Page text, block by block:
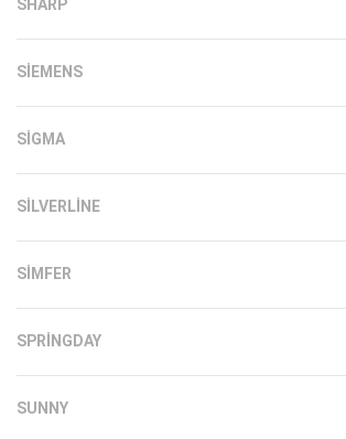
SHARP
SIEMENS
SIGMA
SILVERLINE
SIMFER
SPRINGDAY
SUNNY